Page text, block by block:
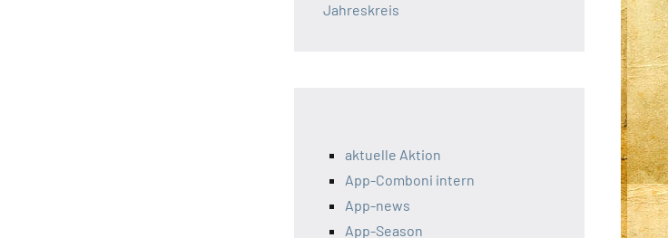
Jahreskreis
aktuelle Aktion
App-Comboni intern
App-news
App-Season